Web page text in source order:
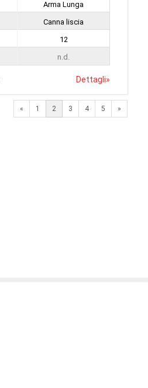
Arma Lunga
Canna liscia
12
n.d.
Dettagli»
« Previous
1 2 3 4 5 »